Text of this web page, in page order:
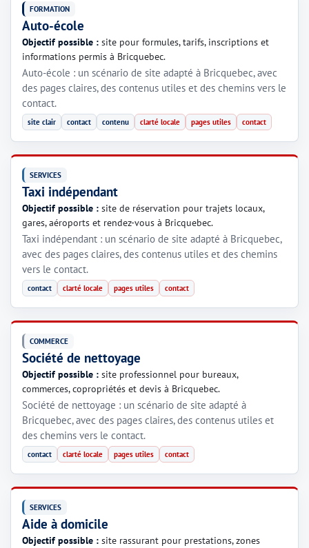
FORMATION
Auto-école
Objectif possible : site pour formules, tarifs, inscriptions et
informations permis à Bricquebec.
Auto-école : un scénario de site adapté à Bricquebec, avec
des pages claires, des contenus utiles et des chemins vers le
contact.
site clair contact contenu clarté locale pages utiles contact
SERVICES
Taxi indépendant
Objectif possible : site de réservation pour trajets locaux,
gares, aéroports et rendez-vous à Bricquebec.
Taxi indépendant : un scénario de site adapté à Bricquebec,
avec des pages claires, des contenus utiles et des chemins
vers le contact.
contact clarté locale pages utiles contact
COMMERCE
Société de nettoyage
Objectif possible : site professionnel pour bureaux,
commerces, copropriétés et devis à Bricquebec.
Société de nettoyage : un scénario de site adapté à
Bricquebec, avec des pages claires, des contenus utiles et
des chemins vers le contact.
contact clarté locale pages utiles contact
SERVICES
Aide à domicile
Objectif possible : site rassurant pour prestations, zones